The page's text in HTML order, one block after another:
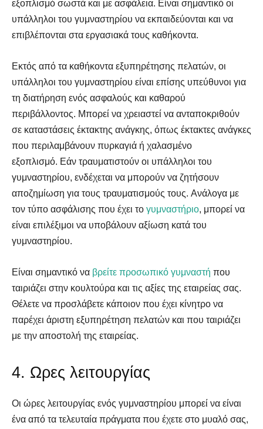
εξοπλισμό σωστά και με ασφάλεια. Είναι σημαντικό οι
υπάλληλοι του γυμναστηρίου να εκπαιδεύονται και να
επιβλέπονται στα εργασιακά τους καθήκοντα.
Εκτός από τα καθήκοντα εξυπηρέτησης πελατών, οι
υπάλληλοι του γυμναστηρίου είναι επίσης υπεύθυνοι για
τη διατήρηση ενός ασφαλούς και καθαρού
περιβάλλοντος. Μπορεί να χρειαστεί να ανταποκριθούν
σε καταστάσεις έκτακτης ανάγκης, όπως έκτακτες ανάγκες
που περιλαμβάνουν πυρκαγιά ή χαλασμένο
εξοπλισμό. Εάν τραυματιστούν οι υπάλληλοι του
γυμναστηρίου, ενδέχεται να μπορούν να ζητήσουν
αποζημίωση για τους τραυματισμούς τους. Ανάλογα με
τον τύπο ασφάλισης που έχει το γυμναστήριο, μπορεί να
είναι επιλέξιμοι να υποβάλουν αξίωση κατά του
γυμναστηρίου.
Είναι σημαντικό να βρείτε προσωπικό γυμναστή που
ταιριάζει στην κουλτούρα και τις αξίες της εταιρείας σας.
Θέλετε να προσλάβετε κάποιον που έχει κίνητρο να
παρέχει άριστη εξυπηρέτηση πελατών και που ταιριάζει
με την αποστολή της εταιρείας.
4. Ωρες λειτουργίας
Οι ώρες λειτουργίας ενός γυμναστηρίου μπορεί να είναι
ένα από τα τελευταία πράγματα που έχετε στο μυαλό σας,